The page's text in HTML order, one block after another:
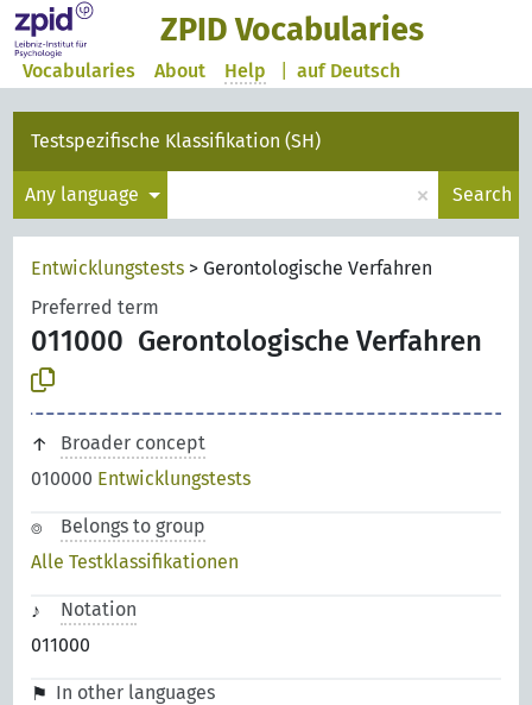
ZPID Vocabularies
auf Deutsch
Vocabularies About Help
Testspezifische Klassifikation (SH)
Any language × Search
Entwicklungstests >Gerontologische Verfahren
Preferred term
011000 Gerontologische Verfahren
Broader concept
010000 Entwicklungstests
Belongs to group
Alle Testklassifikationen
Notation
011000
In other languages